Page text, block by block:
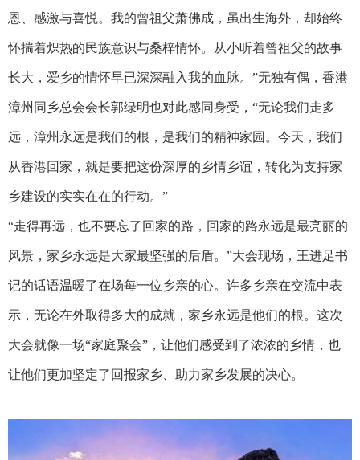
恩、感激与喜悦。我的曾祖父萧佛成，虽出生海外，却始终
怀揣着炽热的民族意识与桑梓情怀。从小听着曾祖父的故事
长大，爱乡的情怀早已深深融入我的血脉。”无独有偶，香港
漳州同乡总会会长郭绿明也对此感同身受，“无论我们走多
远，漳州永远是我们的根，是我们的精神家园。今天，我们
从香港回家，就是要把这份深厚的乡情乡谊，转化为支持家
乡建设的实实在在的行动。”
“走得再远，也不要忘了回家的路，回家的路永远是最亮丽的
风景，家乡永远是大家最坚强的后盾。”大会现场，王进足书
记的话语温暖了在场每一位乡亲的心。许多乡亲在交流中表
示，无论在外取得多大的成就，家乡永远是他们的根。这次
大会就像一场“家庭聚会”，让他们感受到了浓浓的乡情，也
让他们更加坚定了回报家乡、助力家乡发展的决心。